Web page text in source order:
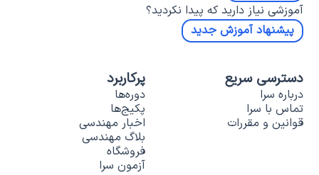
آموزشی نیاز دارید که پیدا نکردید؟
پیشنهاد آموزش جدید
دسترسی سریع
درباره سرا
تماس با سرا
قوانین و مقررات
پرکاربرد
دوره‌ها
پکیج‌ها
اخبار مهندسی
بلاگ مهندسی
فروشگاه
آزمون سرا